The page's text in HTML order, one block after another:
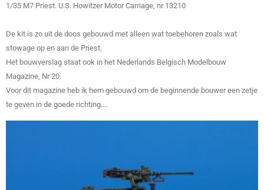
1/35 M7 Priest. U.S. Howitzer Motor Carriage, nr 13210
De kit is zo uit de doos gebouwd met alleen wat toebehoren zoals wat
stowage op en aan de Priest.
Het bouwverslag staat ook in het Nederlands Belgisch Modelbouw
Magazine, Nr 20.
Voor dit magazine heb ik hem gebouwd om de beginnende bouwer een zetje
te geven in de goede richting....